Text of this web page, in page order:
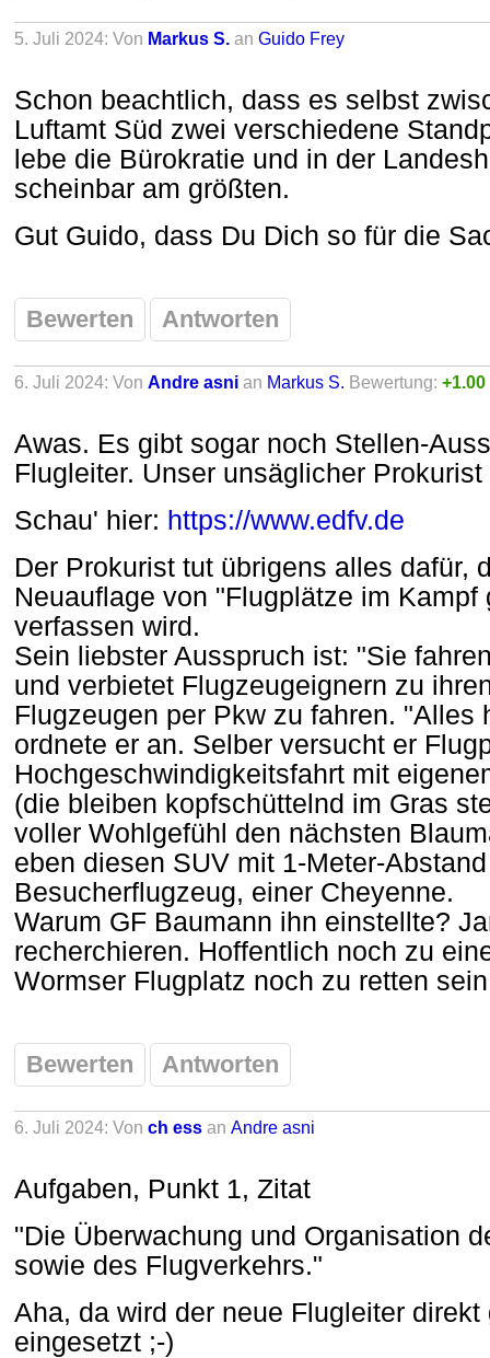
5. Juli 2024: Von Markus S. an Guido Frey
Schon beachtlich, dass es selbst
Luftamt Süd zwei verschiedene
lebe die Bürokratie und in der
scheinbar am größten.
Gut Guido, dass Du Dich so für die
Bewerten Antworten
6. Juli 2024: Von Andre asni an Markus S. Bewertung: +1.00
Awas. Es gibt sogar noch Stellen-
Flugleiter. Unser unsäglicher
Schau' hier: https://www.edfv.de
Der Prokurist tut übrigens alles dafür,
Neuauflage von "Flugplätze im Kampf
verfassen wird.
Sein liebster Ausspruch ist: "Sie
und verbietet Flugzeugeignern zu
Flugzeugen per Pkw zu fahren. "Alles
ordnete er an. Selber versucht er
Hochgeschwindigkeitsfahrt mit
(die bleiben kopfschüttelnd im Gras
voller Wohlgefühl den nächsten
eben diesen SUV mit 1-Meter-
Besucherflugzeug, einer Cheyenne.
Warum GF Baumann ihn einstellte?
recherchieren. Hoffentlich noch zu
Wormser Flugplatz noch zu retten
Bewerten Antworten
6. Juli 2024: Von ch ess an Andre asni
Aufgaben, Punkt 1, Zitat
"Die Überwachung und Organisation
sowie des Flugverkehrs."
Aha, da wird der neue Flugleiter
eingesetzt ;-)